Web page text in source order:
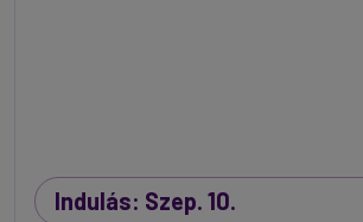
Indulás: Szep. 10.